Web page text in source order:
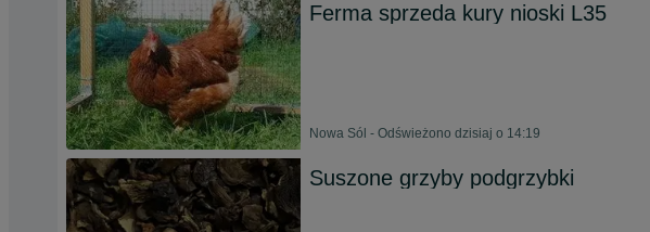
Ferma sprzeda kury nioski L35
Nowa Sól - Odświeżono dzisiaj o 14:19
Suszone grzyby podgrzybki